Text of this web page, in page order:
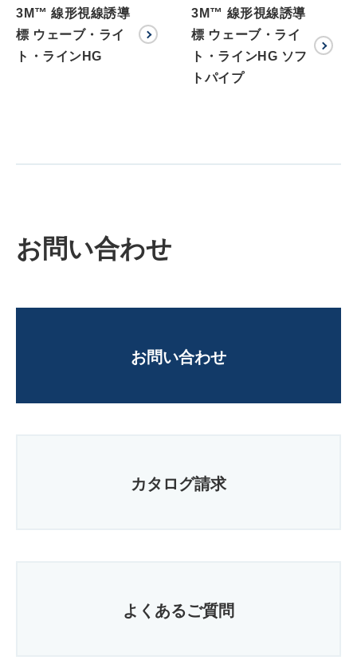
3M™ 線形視線誘導
標 ウェーブ・ライ
ト・ラインHG
3M™ 線形視線誘導
標 ウェーブ・ライ
ト・ラインHG ソフ
トパイプ
お問い合わせ
お問い合わせ
カタログ請求
よくあるご質問